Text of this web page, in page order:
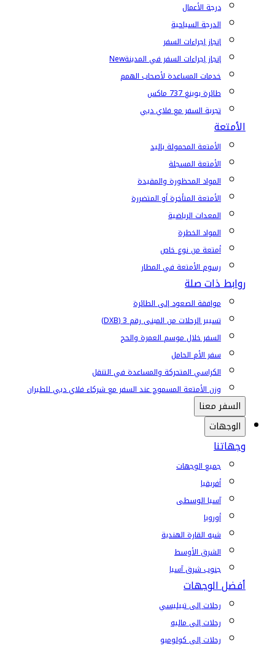
درجة الأعمال
الدرجة السياحية
إنجاز إجراءات السفر
إنجاز إجراءات السفر في المدينةNew
خدمات المساعدة لأصحاب الهمم
طائرة بوينغ 737 ماكس
تجربة السفر مع فلاي دبي
الأمتعة
الأمتعة المحمولة باليد
الأمتعة المسجلة
المواد المحظورة والمقيدة
الأمتعة المتأخرة أو المتضررة
المعدات الرياضية
المواد الخطرة
أمتعة من نوع خاص
رسوم الأمتعة في المطار
روابط ذات صلة
موافقة الصعود إلى الطائرة
تسيير الرحلات من المبنى رقم 3 (DXB)
السفر خلال موسم العمرة والحج
سفر الأم الحامل
الكراسي المتحركة والمساعدة في التنقل
وزن الأمتعة المسموح عند السفر مع شركاء فلاي دبي للطيران
السفر معنا
الوجهات
وجهاتنا
جميع الوجهات
أفريقيا
آسيا الوسطى
أوروبا
شبه القارة الهندية
الشرق الأوسط
جنوب شرق آسيا
أفضل الوجهات
رحلات إلى تبيليسي
رحلات إلى ماليه
رحلات إلى كولومبو